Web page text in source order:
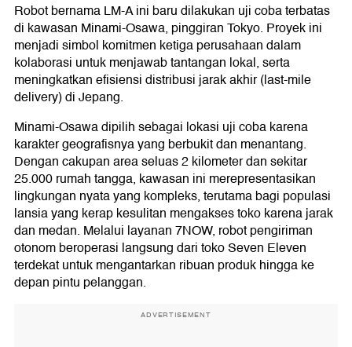
Robot bernama LM-A ini baru dilakukan uji coba terbatas
di kawasan Minami-Osawa, pinggiran Tokyo. Proyek ini
menjadi simbol komitmen ketiga perusahaan dalam
kolaborasi untuk menjawab tantangan lokal, serta
meningkatkan efisiensi distribusi jarak akhir (last-mile
delivery) di Jepang.
Minami-Osawa dipilih sebagai lokasi uji coba karena
karakter geografisnya yang berbukit dan menantang.
Dengan cakupan area seluas 2 kilometer dan sekitar
25.000 rumah tangga, kawasan ini merepresentasikan
lingkungan nyata yang kompleks, terutama bagi populasi
lansia yang kerap kesulitan mengakses toko karena jarak
dan medan. Melalui layanan 7NOW, robot pengiriman
otonom beroperasi langsung dari toko Seven Eleven
terdekat untuk mengantarkan ribuan produk hingga ke
depan pintu pelanggan.
ADVERTISEMENT